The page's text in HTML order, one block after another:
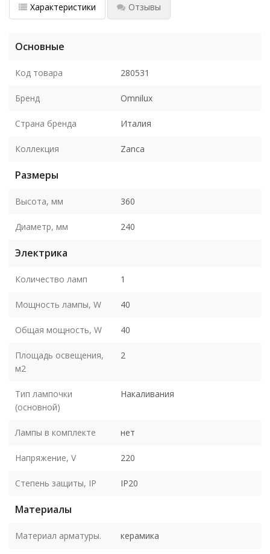
Характеристики Отзывы
Основные
Код товара 280531
Бренд Omnilux
Страна бренда Италия
Коллекция Zanca
Размеры
Высота, мм 360
Диаметр, мм 240
Электрика
Количество ламп 1
Мощность лампы, W 40
Общая мощность, W 40
Площадь освещения,
м2
2
Тип лампочки
(основной)
Накаливания
Лампы в комплекте нет
Напряжение, V 220
Степень защиты, IP IP20
Материалы
Материал арматуры. керамика